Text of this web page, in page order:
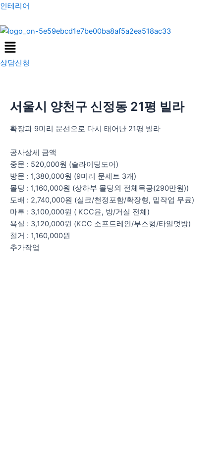
콘
츠
로
건
너
인테리어
Menu
상담신청
서울시 양천구 신정동 21평 빌라
확장과 9미리 문선으로 다시 태어난 21평 빌라
공사상세 금액
중문 : 520,000원 (슬라이딩도어)
방문 : 1,380,000원 (9미리 문세트 3개)
몰딩 : 1,160,000원 (상하부 몰딩외 전체목공(290만원))
도배 : 2,740,000원 (실크/천정포함/확장형, 밑작업 무료)
마루 : 3,100,000원 ( KCC윤, 방/거실 전체)
욕실 : 3,120,000원 (KCC 소프트레인/부스형/타일덧방)
철거 : 1,160,000원
추가작업
포
트
탐
색